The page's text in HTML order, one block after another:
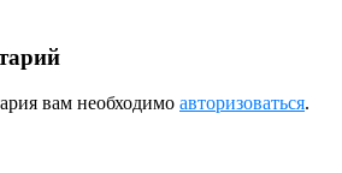
вам необходимо авторизоваться.